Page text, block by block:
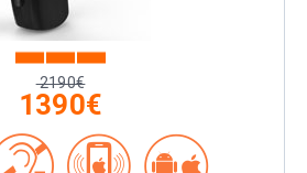
2190€
1390€